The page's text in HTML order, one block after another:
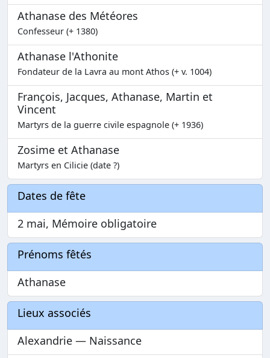
Athanase des Météores
Confesseur (+ 1380)
Athanase l'Athonite
Fondateur de la Lavra au mont Athos (+ v. 1004)
François, Jacques, Athanase, Martin et
Vincent
Martyrs de la guerre civile espagnole (+ 1936)
Zosime et Athanase
Martyrs en Cilicie (date ?)
Dates de fête
2 mai, Mémoire obligatoire
Prénoms fêtés
Athanase
Lieux associés
Alexandrie — Naissance